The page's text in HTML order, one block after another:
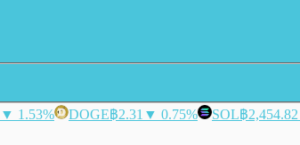
▼ 1.53% DOGE฿2.31 ▼ 0.75% SOL฿2,454.82